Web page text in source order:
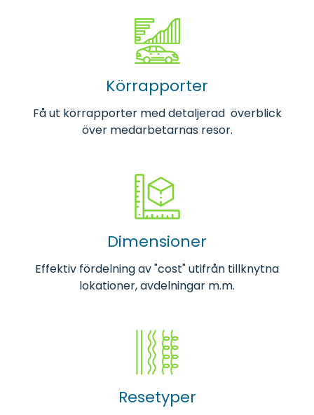
Körrapporter
Få ut körrapporter med detaljerad överblick
över medarbetarnas resor.
Dimensioner
Effektiv fördelning av "cost" utifrån tillknytna
lokationer, avdelningar m.m.
Resetyper